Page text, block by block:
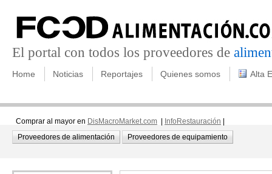
El portal con todos los proveedores de
Home Noticias Reportajes Quienes somos Alta
Comprar al mayor en DisMacroMarket.com InfoRestauración
Proveedores de alimentación
Proveedores de equipamiento